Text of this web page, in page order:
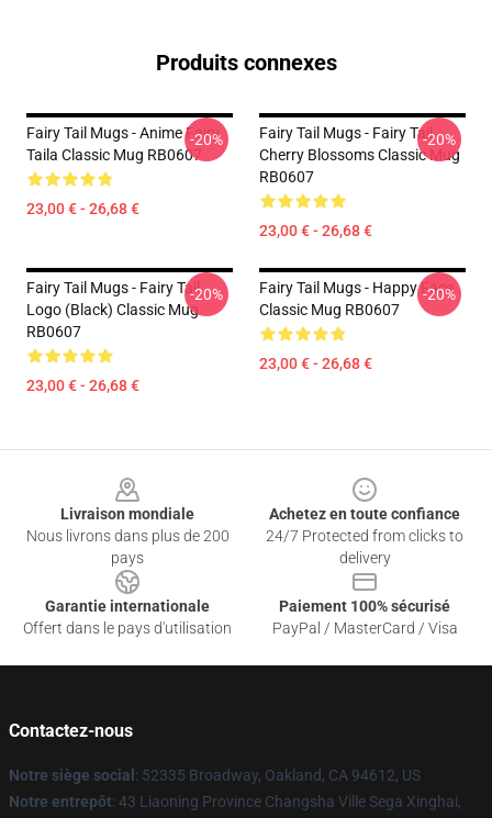
Produits connexes
Fairy Tail Mugs - Anime Fairy
Taila Classic Mug RB0607
23,00 € - 26,68 €
-20%
Fairy Tail Mugs - Fairy Tail
Cherry Blossoms Classic Mug
RB0607
23,00 € - 26,68 €
-20%
Fairy Tail Mugs - Fairy Tail
Logo (Black) Classic Mug
RB0607
23,00 € - 26,68 €
-20%
Fairy Tail Mugs - Happy Face
Classic Mug RB0607
23,00 € - 26,68 €
-20%
Livraison mondiale
Nous livrons dans plus de 200
pays
Achetez en toute confiance
24/7 Protected from clicks to
delivery
Garantie internationale
Offert dans le pays d'utilisation
Paiement 100% sécurisé
PayPal / MasterCard / Visa
Contactez-nous
Notre siège social : 52335 Broadway, Oakland, CA 94612, US
Notre entrepôt: 43 Liaoning Province Changsha Ville Sega Xinghai,